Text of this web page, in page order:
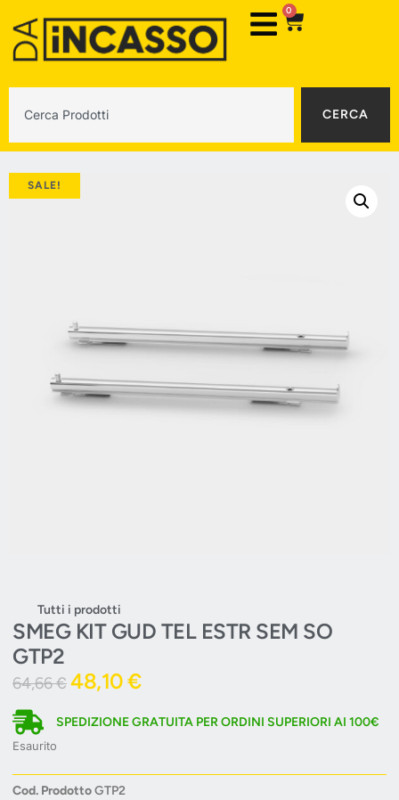
0
CERCA
SALE!
Tutti i prodotti
SMEG KIT GUD TEL ESTR SEM SO
GTP2
64,66€48,10€
SPEDIZIONE GRATUITA PER ORDINI SUPERIORI AI 100€
Esaurito
Cod. ProdottoGTP2